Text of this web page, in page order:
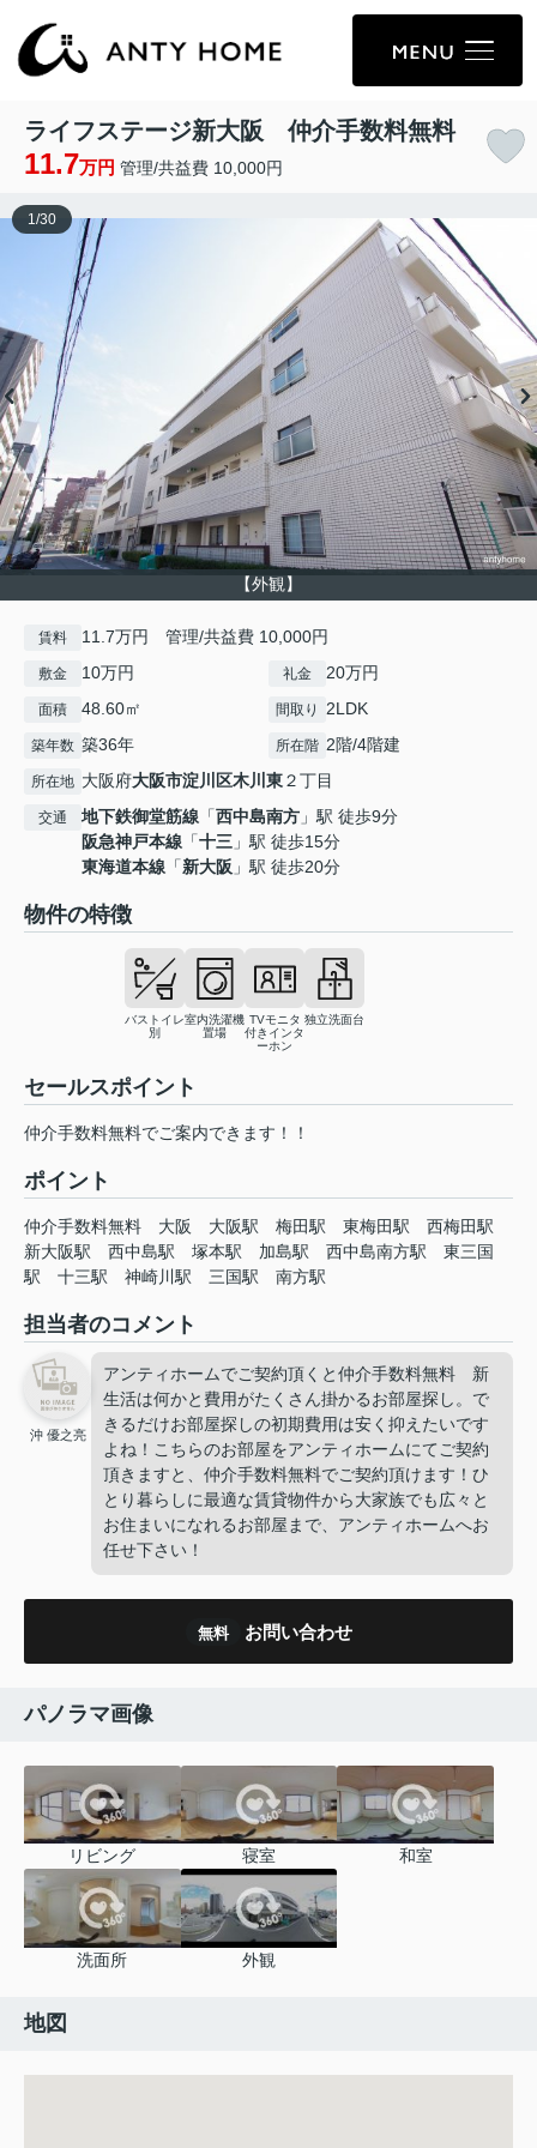
ライフステージ新大阪 仲介手数料無料
11.7万円 管理/共益費 10,000円
【外観】
1 /30
賃料 11.7万円 管理/共益費 10,000円
敷金 10万円 礼金 20万円
面積 48.60㎡ 間取り 2LDK
築年数 築36年 所在階 2階/4階建
所在地 大阪府大阪市淀川区木川東２丁目
交通 地下鉄御堂筋線 「西中島南方 」駅 徒歩9分
阪急神戸本線 「十三 」駅 徒歩15分
東海道本線 「新大阪 」駅 徒歩20分
物件の特徴
バストイレ
別
室内洗濯機
置場
TVモニタ
付きインタ
ーホン
独立洗面台
セールスポイント
仲介手数料無料でご案内できます！！
ポイント
仲介手数料無料 大阪 大阪駅 梅田駅 東梅田駅
西梅田駅
新大阪駅
西中島駅 塚本駅 加島駅 西中島南方駅
東三国
駅
十三駅 神崎川駅 三国駅 南方駅
担当者のコメント
沖 優之亮
アンティホームでご契約頂くと仲介手数料無料 新
生活は何かと費用がたくさん掛かるお部屋探し。で
きるだけお部屋探しの初期費用は安く抑えたいです
よね！こちらのお部屋をアンティホームにてご契約
頂きますと、仲介手数料無料でご契約頂けます！ひ
とり暮らしに最適な賃貸物件から大家族でも広々と
お住まいになれるお部屋まで、アンティホームへお
任せ下さい！
無料 お問い合わせ
パノラマ画像
リビング 寝室 和室
洗面所 外観
地図